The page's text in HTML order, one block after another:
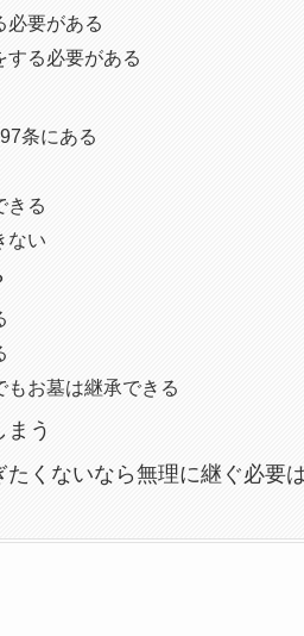
必要がある
する必要がある
条にある
きる
ない
お墓は継承できる
う
くないなら無理に継ぐ必要